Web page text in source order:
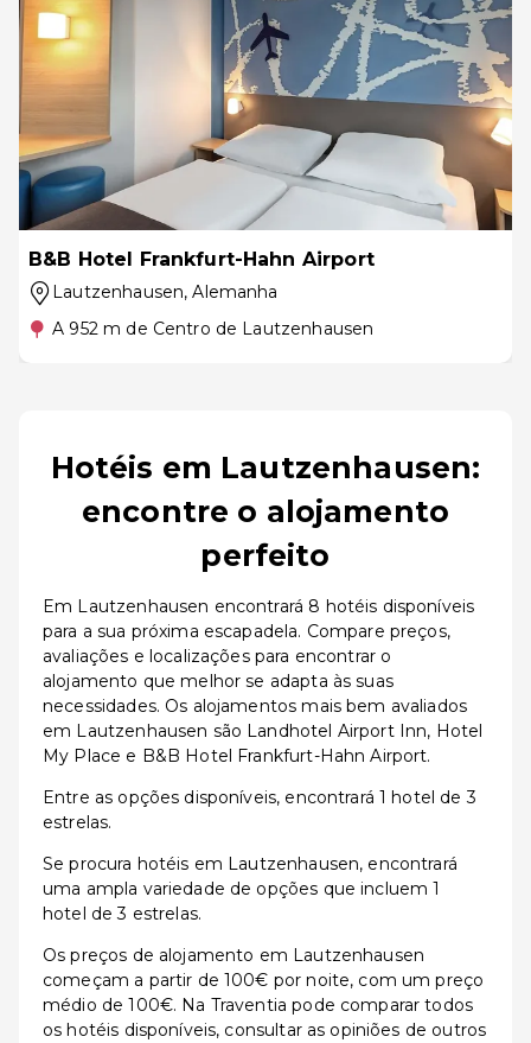
B&B Hotel Frankfurt-Hahn Airport
Lautzenhausen, Alemanha
A 952 m de Centro de Lautzenhausen
Hotéis em Lautzenhausen:
encontre o alojamento
perfeito
Em Lautzenhausen encontrará 8 hotéis disponíveis
para a sua próxima escapadela. Compare preços,
avaliações e localizações para encontrar o
alojamento que melhor se adapta às suas
necessidades. Os alojamentos mais bem avaliados
em Lautzenhausen são Landhotel Airport Inn, Hotel
My Place e B&B Hotel Frankfurt-Hahn Airport.
Entre as opções disponíveis, encontrará 1 hotel de 3
estrelas.
Se procura hotéis em Lautzenhausen, encontrará
uma ampla variedade de opções que incluem 1
hotel de 3 estrelas.
Os preços de alojamento em Lautzenhausen
começam a partir de 100€ por noite, com um preço
médio de 100€. Na Traventia pode comparar todos
os hotéis disponíveis, consultar as opiniões de outros